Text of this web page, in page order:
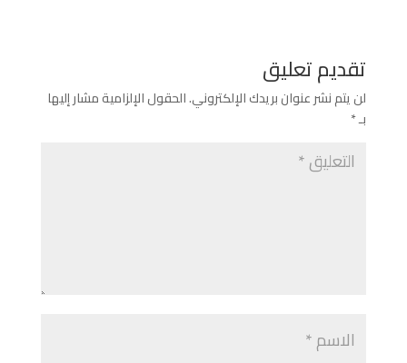
تقديم تعليق
لن يتم نشر عنوان بريدك الإلكتروني.الحقول الإلزامية مشار إليها
بـ*